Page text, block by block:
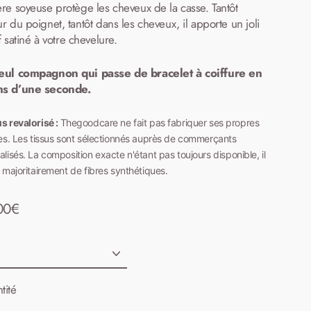
soyeuse protège les cheveux de la casse. Tantôt
du poignet, tantôt dans les cheveux, il apporte un joli
àvotre chevelure.
compagnon qui passe de bracelet à coiffure en
d’une seconde.
revalorisé :Thegoodcare ne fait pas fabriquer ses propres
Les tissus sont sélectionnés auprès de commerçants
La composition exacte n'étant pas toujours disponible, il
majoritairement de fibres synthétiques.